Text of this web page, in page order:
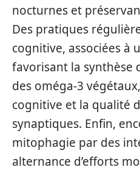
nocturnes et
Des pratiques
cognitive, associées à
favorisant la synthèse
des oméga‑3
cognitive et la qualité
synaptiques. Enfin,
mitophagie par des
alternance d’efforts